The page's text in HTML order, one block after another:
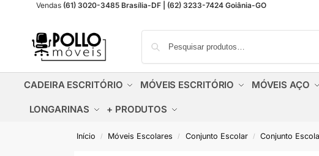
Vendas (61) 3020-3485 Brasília-DF | (62) 3233-7424 Goiânia-GO
CADEIRA ESCRITÓRIO MÓVEIS ESCRITÓRIO MÓVEIS AÇO
LONGARINAS + PRODUTOS
Início / Móveis Escolares / Conjunto Escolar / Conjunto